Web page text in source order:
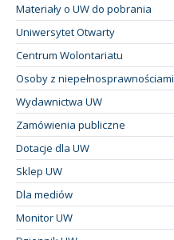
Materiały o UW do pobrania
Uniwersytet Otwarty
Centrum Wolontariatu
Osoby z niepełnosprawnościami
Wydawnictwa UW
Zamówienia publiczne
Dotacje dla UW
Sklep UW
Dla mediów
Monitor UW